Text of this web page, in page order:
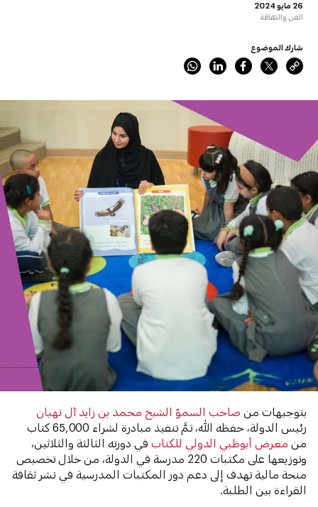
26 مايو 2024
الفن والثقافة
شارك الموضوع
بتوجيهات منصاحب السموّ الشيخ محمد بن زايد آل نهيان
رئيس الدولة، حفظه الله، تمَّ تنفيذ مبادرة لشراء 65,000 كتاب
منمعرض أبوظبي الدولي للكتابفي دورته الثالثة والثلاثين،
وتوزيعها على مكتبات 220 مدرسة في الدولة، من خلال تخصيص
منحة مالية تهدف إلى دعم دور المكتبات المدرسية في نشر ثقافة
القراءة بين الطلبة.